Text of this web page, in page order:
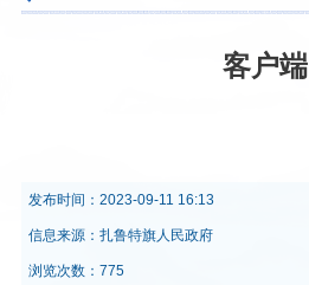
客户端
发布时间： 2023-09-11 16:13
信息来源： 扎鲁特旗人民政府
浏览次数：775